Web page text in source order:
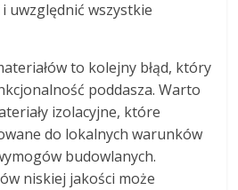
uwzględnić wszystkie
to kolejny błąd, który
poddasza. Warto
izolacyjne, które
do lokalnych warunków
budowlanych.
niskiej jakości może